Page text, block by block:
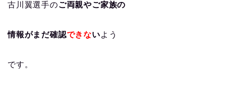
古川翼選手のご両親やご家族の
情報がまだ確認できないよう
です。